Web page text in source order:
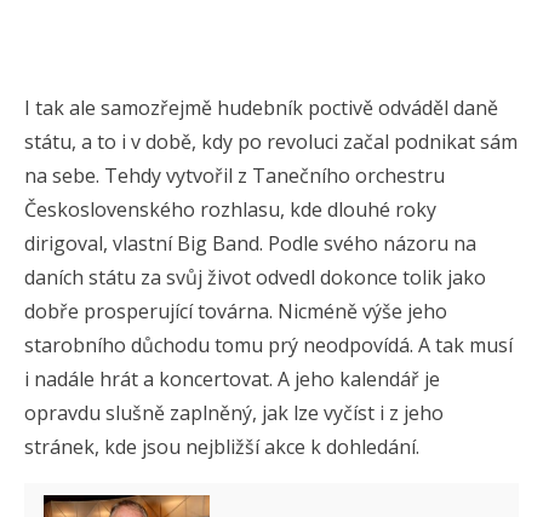
I tak ale samozřejmě hudebník poctivě odváděl daně
státu, a to i v době, kdy po revoluci začal podnikat sám
na sebe. Tehdy vytvořil z Tanečního orchestru
Československého rozhlasu, kde dlouhé roky
dirigoval, vlastní Big Band. Podle svého názoru na
daních státu za svůj život odvedl dokonce tolik jako
dobře prosperující továrna. Nicméně výše jeho
starobního důchodu tomu prý neodpovídá. A tak musí
i nadále hrát a koncertovat. A jeho kalendář je
opravdu slušně zaplněný, jak lze vyčíst i z jeho
stránek, kde jsou nejbližší akce k dohledání.